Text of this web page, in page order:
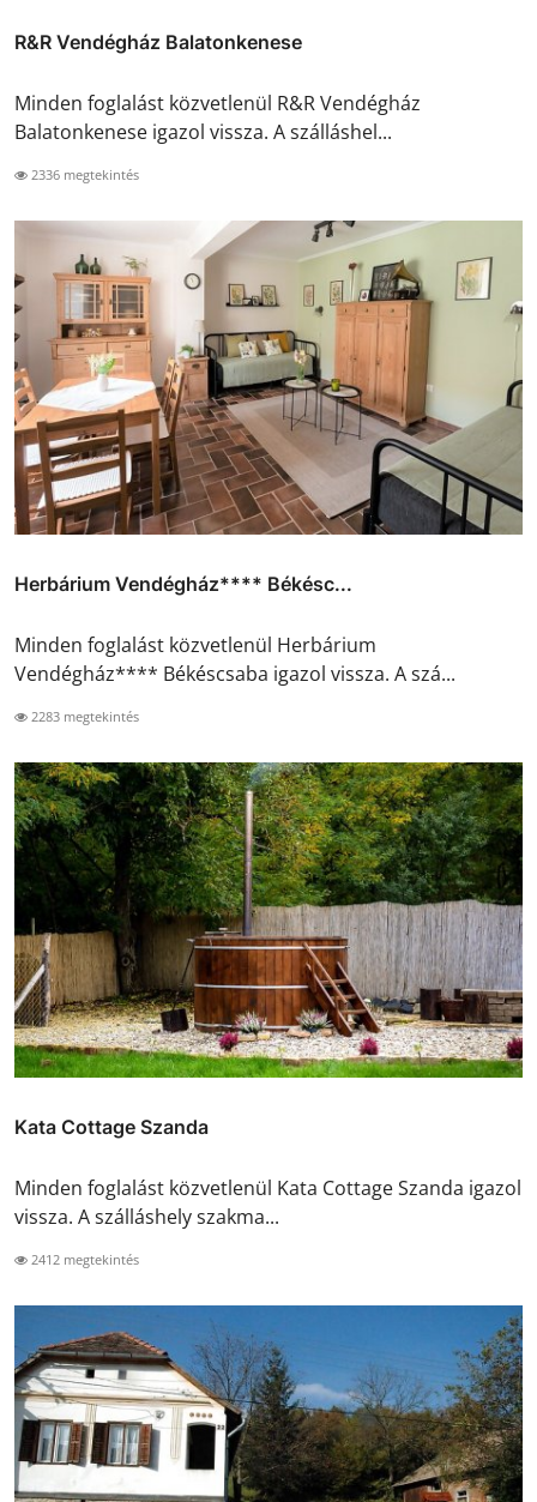
R&R Vendégház Balatonkenese
Minden foglalást közvetlenül R&R Vendégház
Balatonkenese igazol vissza. A szálláshel...
2336 megtekintés
Herbárium Vendégház**** Békésc...
Minden foglalást közvetlenül Herbárium
Vendégház**** Békéscsaba igazol vissza. A szá...
2283 megtekintés
Kata Cottage Szanda
Minden foglalást közvetlenül Kata Cottage Szanda igazol
vissza. A szálláshely szakma...
2412 megtekintés